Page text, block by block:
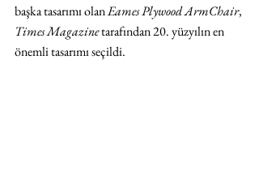
başka tasarımı olan Eames Plywood ArmChair,
Times Magazine tarafından 20. yüzyılın en
önemli tasarımı seçildi.